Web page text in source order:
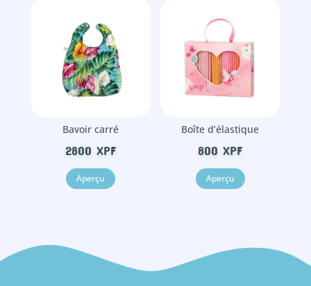
Bavoir carré
2800XPF
Aperçu
Boîte d’élastique
800XPF
Aperçu